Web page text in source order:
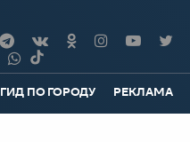
ГИД ПО ГОРОДУ РЕКЛАМА